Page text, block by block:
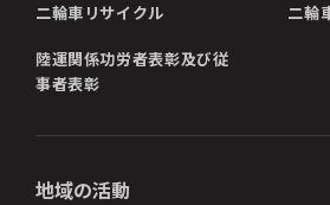
二輪車リサイクル 二輪
陸運関係功労者表彰及び従
事者表彰
地域の活動